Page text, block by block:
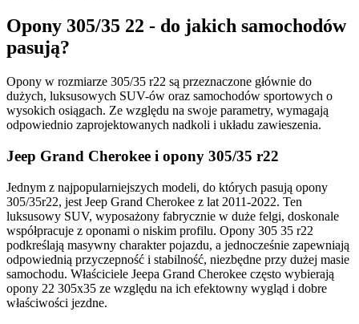
Opony 305/35 22 - do jakich samochodów
pasują?
Opony w rozmiarze 305/35 r22 są przeznaczone głównie do
dużych, luksusowych SUV-ów oraz samochodów sportowych o
wysokich osiągach. Ze względu na swoje parametry, wymagają
odpowiednio zaprojektowanych nadkoli i układu zawieszenia.
Jeep Grand Cherokee i opony 305/35 r22
Jednym z najpopularniejszych modeli, do których pasują opony
305/35r22, jest Jeep Grand Cherokee z lat 2011-2022. Ten
luksusowy SUV, wyposażony fabrycznie w duże felgi, doskonale
współpracuje z oponami o niskim profilu. Opony 305 35 r22
podkreślają masywny charakter pojazdu, a jednocześnie zapewniają
odpowiednią przyczepność i stabilność, niezbędne przy dużej masie
samochodu. Właściciele Jeepa Grand Cherokee często wybierają
opony 22 305x35 ze względu na ich efektowny wygląd i dobre
właściwości jezdne.